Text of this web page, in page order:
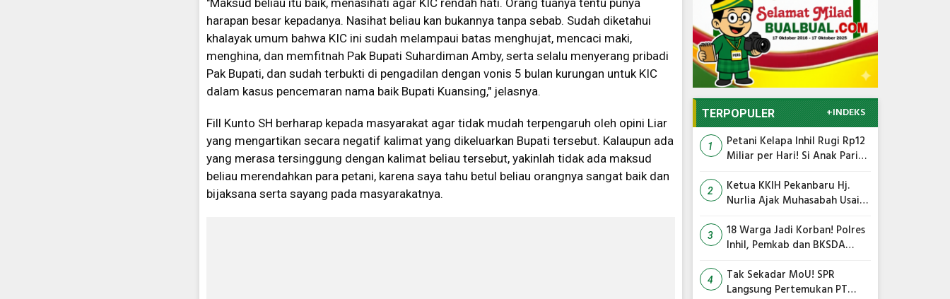
harapan besar kepadanya. Nasihat beliau kan bukannya tanpa sebab. Sudah diketahui
khalayak umum bahwa KIC ini sudah melampaui batas menghujat, mencaci maki,
menghina, dan memfitnah Pak Bupati Suhardiman Amby, serta selalu menyerang pribadi
Pak Bupati, dan sudah terbukti di pengadilan dengan vonis 5 bulan kurungan untuk KIC
dalam kasus pencemaran nama baik Bupati Kuansing," jelasnya.
Fill Kunto SH berharap kepada masyarakat agar tidak mudah terpengaruh oleh opini Liar
yang mengartikan secara negatif kalimat yang dikeluarkan Bupati tersebut. Kalaupun ada
yang merasa tersinggung dengan kalimat beliau tersebut, yakinlah tidak ada maksud
beliau merendahkan para petani, karena saya tahu betul beliau orangnya sangat baik dan
bijaksana serta sayang pada masyarakatnya.
TERPOPULER +INDEKS
1
Petani Kelapa Inhil Rugi Rp12
Miliar per Hari! Si Anak Parit
Terus Anjlok
2
Ketua KKIH Pekanbaru Hj.
Nurlia Ajak Muhasabah Usai
Serangan Monyet di
Tembilahan
3
18 Warga Jadi Korban! Polres
Inhil, Pemkab dan BKSDA
Peneror Tembilahan
4
Tak Sekadar MoU! SPR
Langsung Pertemukan PT